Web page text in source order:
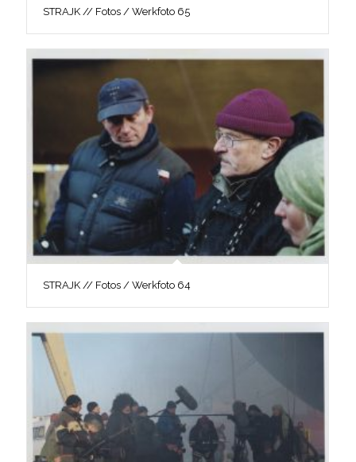
STRAJK // Fotos / Werkfoto 65
STRAJK // Fotos / Werkfoto 64